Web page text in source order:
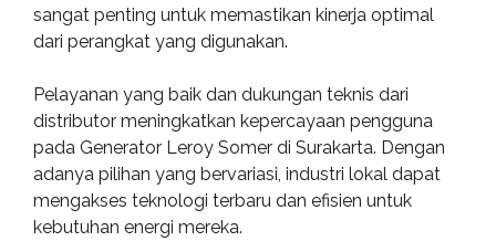
sangat penting untuk memastikan kinerja optimal
dari perangkat yang digunakan.
Pelayanan yang baik dan dukungan teknis dari
distributor meningkatkan kepercayaan pengguna
pada Generator Leroy Somer di Surakarta. Dengan
adanya pilihan yang bervariasi, industri lokal dapat
mengakses teknologi terbaru dan efisien untuk
kebutuhan energi mereka.